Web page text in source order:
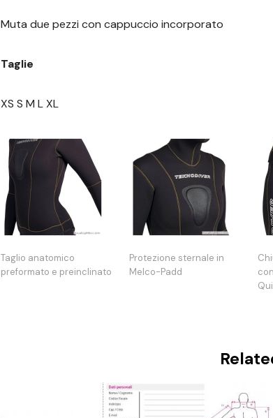
Muta due pezzi con cappuccio incorporato
Taglie
XS S M L XL
Taglio anatomico
preformato e preinclinato
Protezione sternale in
Melco-Padd